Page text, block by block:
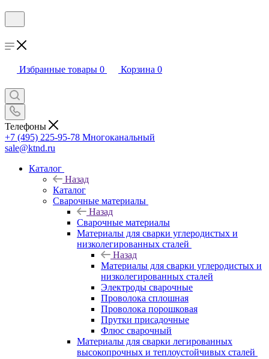
Избранные товары 0 Корзина 0
Телефоны
+7 (495) 225-95-78 Многоканальный
sale@ktnd.ru
Каталог
Назад
Каталог
Сварочные материалы
Назад
Сварочные материалы
Материалы для сварки углеродистых и
низколегированных сталей
Назад
Материалы для сварки углеродистых и
низколегированных сталей
Электроды сварочные
Проволока сплошная
Проволока порошковая
Прутки присадочные
Флюс сварочный
Материалы для сварки легированных
высокопрочных и теплоустойчивых сталей